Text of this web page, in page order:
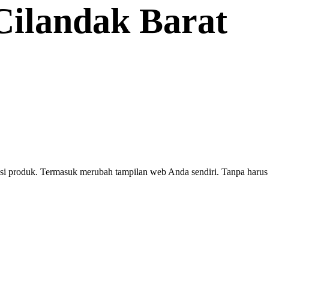
Barat
produk. Termasuk merubah tampilan web Anda sendiri. Tanpa harus